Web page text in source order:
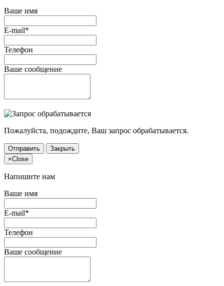
Ваше имя
E-mail*
Телефон
Ваше сообщение
Пожалуйста, подождите, Ваш запрос обрабатывается.
Отправить
Закрыть
×Close
Напишите нам
Ваше имя
E-mail*
Телефон
Ваше сообщение